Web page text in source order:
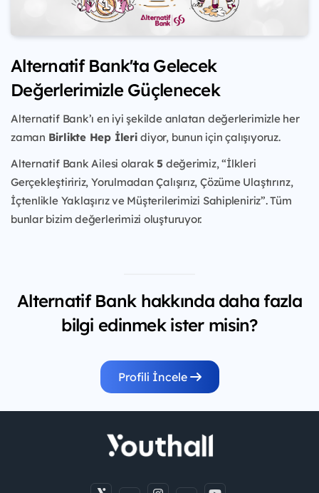
Alternatif Bank'ta Gelecek
Değerlerimizle Güçlenecek
Alternatif Bank’ı en iyi şekilde anlatan değerlerimizle her
zaman Birlikte Hep İleridiyor, bunun için çalışıyoruz.
Alternatif Bank Ailesi olarak5 değerimiz, “İlkleri
Gerçekleştiririz, Yorulmadan Çalışırız, Çözüme Ulaştırırız,
İçtenlikle Yaklaşırız ve Müşterilerimizi Sahipleniriz”. Tüm
bunlar bizim değerlerimizi oluşturuyor.
Alternatif Bank hakkında daha fazla
bilgi edinmek ister misin?
Profili İncele